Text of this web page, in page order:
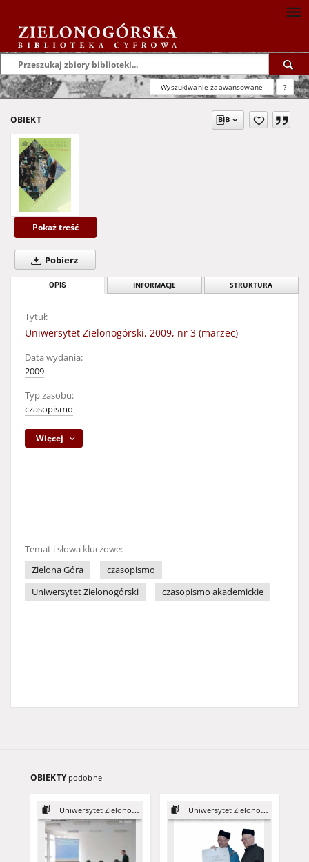
Wyszukiwanie zaawansowane ?
OBIEKT
Pokaż treść
Pobierz
OPIS INFORMACJE STRUKTURA
Tytuł:
Uniwersytet Zielonogórski, 2009, nr 3 (marzec)
Data wydania:
2009
Typ zasobu:
czasopismo
Więcej
Temat i słowa kluczowe:
Zielona Góra
czasopismo
Uniwersytet Zielonogórski
czasopismo akademickie
OBIEKTY podobne
Uniwersytet Zielonogórski, 2003 Uniwersytet Zielonogórski, 2015